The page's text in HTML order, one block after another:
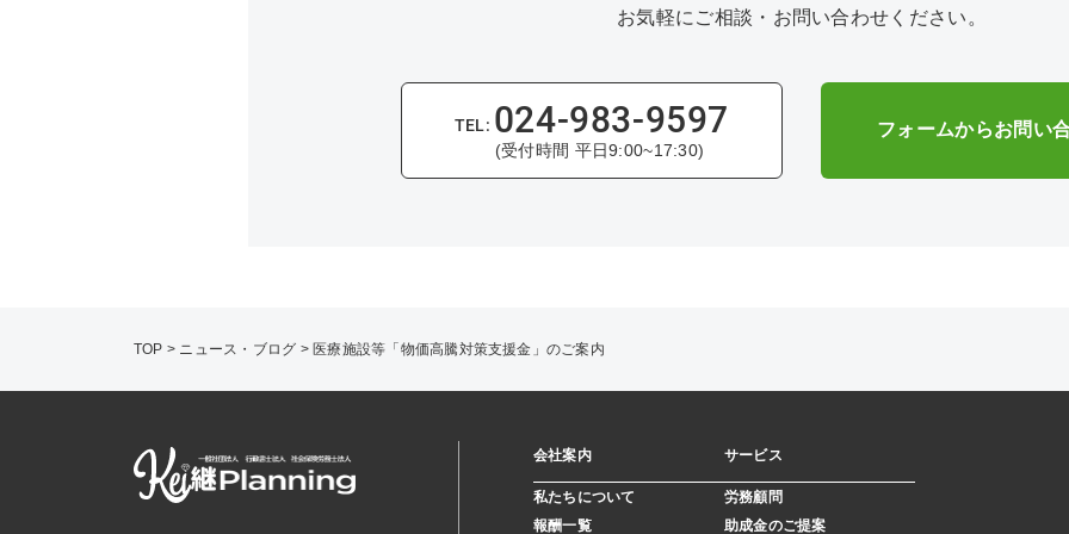
お気軽にご相談・お問い合わせください。
024-983-9597
(受付時間 平日9:00~17:30)
フォームからお問い
TOP > ニュース・ブログ > 医療施設等「物価高騰対策支援金」のご案内
会社案内
私たちについて
報酬一覧
サービス
労務顧問
助成金のご提案